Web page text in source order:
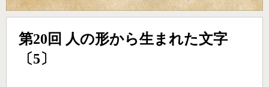
第20回 人の形から生まれた文字
〔5〕